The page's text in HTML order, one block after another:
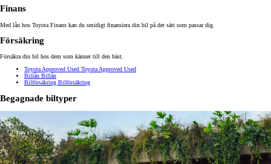
Finans
Med lån hos Toyota Finans kan du smidigt finansiera din bil på det sätt som passar dig.
Försäkring
Försäkra din bil hos dem som känner till den bäst.
Toyota Approved Used Toyota Approved Used
Billån Billån
Bilförsäkring Bilförsäkring
Begagnade biltyper